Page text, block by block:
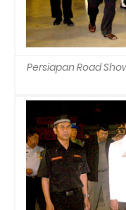
Persiapan Road